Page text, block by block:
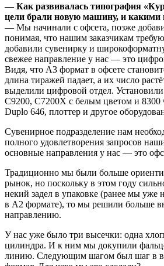
— Как развивалась типография
цели брали новую машину, и какими
— Мы начинали с офсета, позже
понимая, что нашим заказчикам
добавили сувенирку и
свежее направление у нас — это
Видя, что А3 формат в офсете
длина тиражей падает, а их число
выделили цифровой отдел.
С9200, С7200Х с белым цветом и 8300
Duplo 646, плоттер и другое
Сувенирное подразделение нам
полного удовлетворения запросов
основные направления у нас — это
Традиционно мы были больше
рынок, но поскольку в этом году
некий задел в упаковке (ранее мы уже
в А2 формате), то мы решили больше
направлению.
У нас уже было три высечки: одна
цилиндра. И к ним мы докупили
линию. Следующим шагом был шаг в